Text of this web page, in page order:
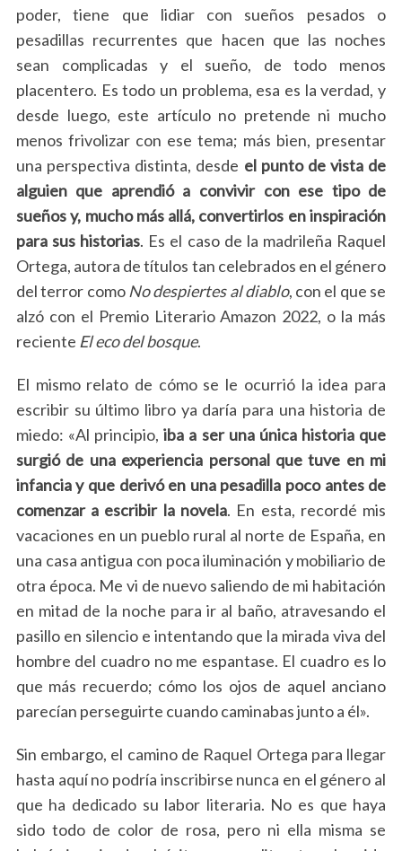
poder, tiene que lidiar con sueños pesados o
pesadillas recurrentes que hacen que las noches
sean complicadas y el sueño, de todo menos
placentero. Es todo un problema, esa es la verdad, y
desde luego, este artículo no pretende ni mucho
menos frivolizar con ese tema; más bien, presentar
una perspectiva distinta, desde el punto de vista de
alguien que aprendió a convivir con ese tipo de
sueños y, mucho más allá, convertirlos en inspiración
para sus historias. Es el caso de la madrileña Raquel
Ortega, autora de títulos tan celebrados en el género
del terror como No despiertes al diablo, con el que se
alzó con el Premio Literario Amazon 2022, o la más
reciente El eco del bosque.
El mismo relato de cómo se le ocurrió la idea para
escribir su último libro ya daría para una historia de
miedo: «Al principio, iba a ser una única historia que
surgió de una experiencia personal que tuve en mi
infancia y que derivó en una pesadilla poco antes de
comenzar a escribir la novela. En esta, recordé mis
vacaciones en un pueblo rural al norte de España, en
una casa antigua con poca iluminación y mobiliario de
otra época. Me vi de nuevo saliendo de mi habitación
en mitad de la noche para ir al baño, atravesando el
pasillo en silencio e intentando que la mirada viva del
hombre del cuadro no me espantase. El cuadro es lo
que más recuerdo; cómo los ojos de aquel anciano
parecían perseguirte cuando caminabas junto a él».
Sin embargo, el camino de Raquel Ortega para llegar
hasta aquí no podría inscribirse nunca en el género al
que ha dedicado su labor literaria. No es que haya
sido todo de color de rosa, pero ni ella misma se